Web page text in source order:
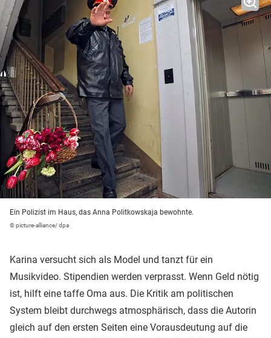
Ein Polizist im Haus, das Anna Politkowskaja bewohnte.
© picture-alliance/ dpa
Karina versucht sich als Model und tanzt für ein
Musikvideo. Stipendien werden verprasst. Wenn Geld nötig
ist, hilft eine taffe Oma aus. Die Kritik am politischen
System bleibt durchwegs atmosphärisch, dass die Autorin
gleich auf den ersten Seiten eine Vorausdeutung auf die